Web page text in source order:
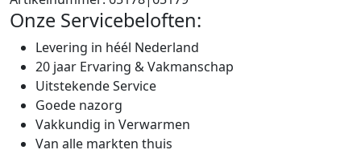
Onze Servicebeloften:
Levering in héél Nederland
20 jaar Ervaring & Vakmanschap
Uitstekende Service
Goede nazorg
Vakkundig in Verwarmen
Van alle markten thuis